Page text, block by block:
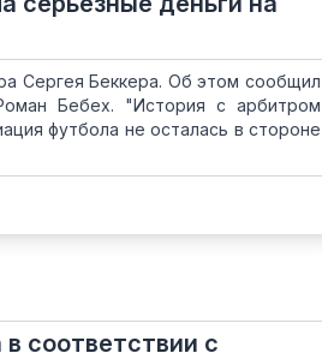
Сергея Беккера. Об этом сообщил
Бебех. "История с арбитром
футбола не осталась в стороне
соответствии с